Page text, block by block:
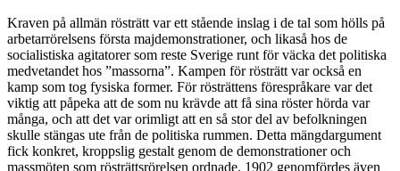
Kraven på allmän rösträtt var ett stående inslag i de tal som hölls på
arbetarrörelsens första majdemonstrationer, och likaså hos de
socialistiska agitatorer som reste Sverige runt för väcka det politiska
medvetandet hos ”massorna”. Kampen för rösträtt var också en
kamp som tog fysiska former. För rösträttens förespråkare var det
viktig att påpeka att de som nu krävde att få sina röster hörda var
många, och att det var orimligt att en så stor del av befolkningen
skulle stängas ute från de politiska rummen. Detta mängdargument
fick konkret, kroppslig gestalt genom de demonstrationer och
massmöten som rösträttsrörelsen ordnade. 1902 genomfördes även